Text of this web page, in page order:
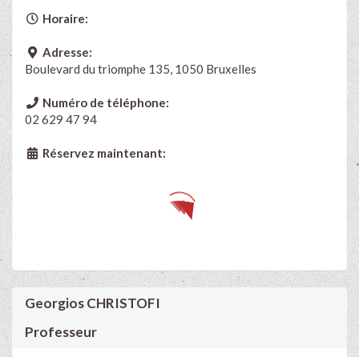
Horaire:
Adresse:
Boulevard du triomphe 135, 1050 Bruxelles
Numéro de téléphone:
02 629 47 94
Réservez maintenant:
Georgios CHRISTOFI
Professeur